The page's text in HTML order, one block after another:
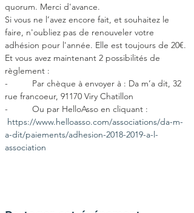
quorum. Merci d'avance.
Si vous ne l’avez encore fait, et souhaitez le
faire, n'oubliez pas de renouveler votre
adhésion pour l'année. Elle est toujours de 20€.
Et vous avez maintenant 2 possibilités de
règlement :
-          Par chèque à envoyer à : Da m’a dit, 32
rue francoeur, 91170 Viry Chatillon
-          Ou par HelloAsso en cliquant :
https://www.helloasso.com/associations/da-m-
a-dit/paiements/adhesion-2018-2019-a-l-
association